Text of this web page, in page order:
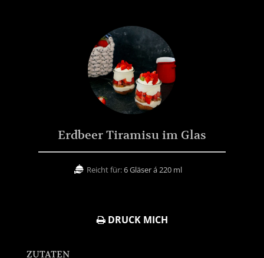
Erdbeer Tiramisu im Glas
Reicht für:6 Gläser á 220 ml
DRUCK MICH
ZUTATEN